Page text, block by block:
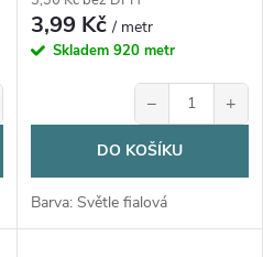
3,99 Kč/ metr
Skladem 920 metr
− +
DO KOŠÍKU
Barva: Světle fialová